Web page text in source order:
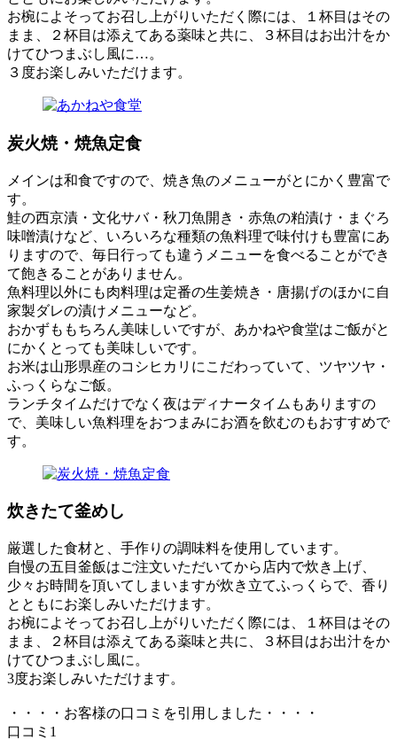
お椀によそってお召し上がりいただく際には、１杯目はその
まま、２杯目は添えてある薬味と共に、３杯目はお出汁をか
けてひつまぶし風に…。
３度お楽しみいただけます。
炭火焼・焼魚定食
メインは和食ですので、焼き魚のメニューがとにかく豊富で
す。
鮭の西京漬・文化サバ・秋刀魚開き・赤魚の粕漬け・まぐろ
味噌漬けなど、いろいろな種類の魚料理で味付けも豊富にあ
りますので、毎日行っても違うメニューを食べることができ
て飽きることがありません。
魚料理以外にも肉料理は定番の生姜焼き・唐揚げのほかに自
家製ダレの漬けメニューなど。
おかずももちろん美味しいですが、あかねや食堂はご飯がと
にかくとっても美味しいです。
お米は山形県産のコシヒカリにこだわっていて、ツヤツヤ・
ふっくらなご飯。
ランチタイムだけでなく夜はディナータイムもありますの
で、美味しい魚料理をおつまみにお酒を飲むのもおすすめで
す。
炊きたて釜めし
厳選した食材と、手作りの調味料を使用しています。
自慢の五目釜飯はご注文いただいてから店内で炊き上げ、
少々お時間を頂いてしまいますが炊き立てふっくらで、香り
とともにお楽しみいただけます。
お椀によそってお召し上がりいただく際には、１杯目はその
まま、２杯目は添えてある薬味と共に、３杯目はお出汁をか
けてひつまぶし風に。
3度お楽しみいただけます。
・・・・お客様の口コミを引用しました・・・・
口コミ1